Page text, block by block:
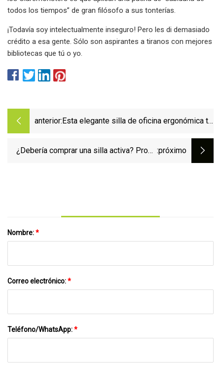
todos los tiempos” de gran filósofo a sus tonterías.
¡Todavía soy intelectualmente inseguro! Pero les di demasiado
crédito a esa gente. Sólo son aspirantes a tiranos con mejores
bibliotecas que tú o yo.
anterior: Esta elegante silla de oficina ergonómica te
ejecutivo de Fortune 500
¿Debería comprar una silla activa? Probé
:próximo
Nombre:*
Correo electrónico:*
Teléfono/WhatsApp:*